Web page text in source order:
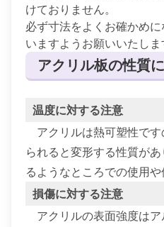
けておりません。
必ず寸法をよくお確かめ
いますようお願いいたしま
アクリル板の性質
温度に対する注意
アクリルは熱可塑性で
られると変形する性質が
るようなところでの使用や
損傷に対する注意
アクリルの表面強度は